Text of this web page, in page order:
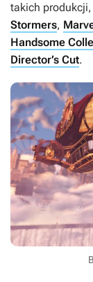
takich
Stormers,
Handsome
Director’s Cut.